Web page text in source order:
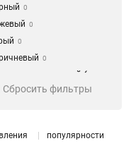
0
0
0
0
ступенчатый (с
Сбросить фильтры
популярности